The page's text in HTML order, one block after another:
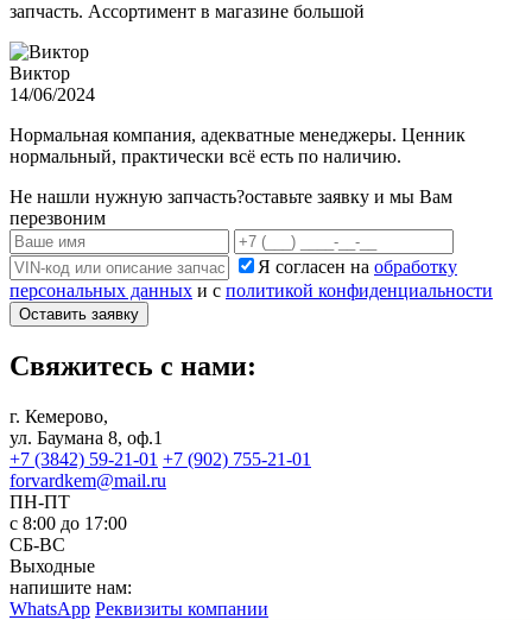
запчасть. Ассортимент в магазине большой
Виктор
14/06/2024
Нормальная компания, адекватные менеджеры. Ценник
нормальный, практически всё есть по наличию.
Не нашли нужную запчасть?оставьте заявку и мы Вам
перезвоним
Я согласен на обработку
персональных данных и с политикой конфиденциальности
Оставить заявку
Свяжитесь с нами:
г. Кемерово,
ул. Баумана 8, оф.1
+7 (3842) 59-21-01 +7 (902) 755-21-01
forvardkem@mail.ru
ПН-ПТ
с 8:00 до 17:00
СБ-ВС
Выходные
напишите нам:
WhatsApp Реквизиты компании